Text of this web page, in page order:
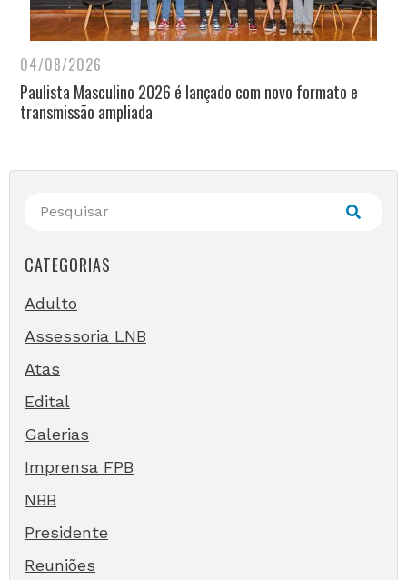
04/08/2026
Paulista Masculino 2026 é lançado com novo formato e
transmissão ampliada
CATEGORIAS
Adulto
Assessoria LNB
Atas
Edital
Galerias
Imprensa FPB
NBB
Presidente
Reuniões